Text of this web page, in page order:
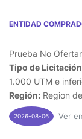
ENTIDAD
Prueba No
Tipo de
1.000 UTM e
Región: Region
2026-08-06 Ver